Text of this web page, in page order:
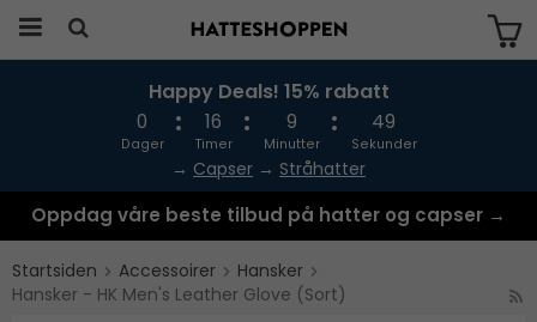
Produktet har blitt lagt til i handlekurven
Happy Deals! 15% rabatt
0
Dager
16
Timer
9
Minutter
49
Sekunder
→ Capser → Stråhatter
Oppdag våre beste tilbud på hatter og capser →
Startsiden Accessoirer
Hansker
Hansker - HK Men's Leather Glove (Sort)